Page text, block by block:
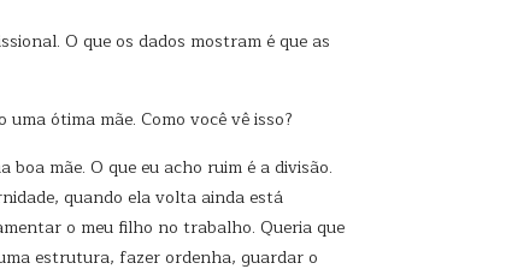
O que os dados mostram é que as
ótima mãe. Como você vê isso?
mãe. O que eu acho ruim é a divisão.
quando ela volta ainda está
o meu filho no trabalho. Queria que
estrutura, fazer ordenha, guardar o